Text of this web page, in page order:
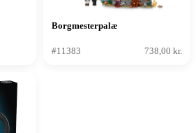
Borgmesterpalæ
#11383 738,00 kr.